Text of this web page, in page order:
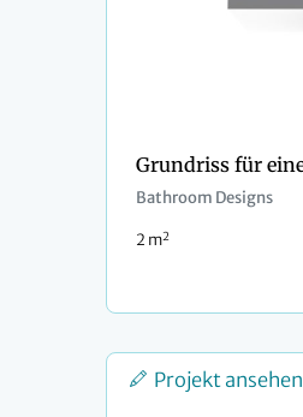
Bathroom Designs
2 m2
Projekt ansehen